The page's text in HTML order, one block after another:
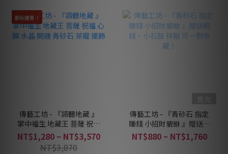
最新優惠！
傳藝工坊 - 『諦聽地藏 』
掌中福生 地藏王 菩薩 祝福
心願 水晶 開運 青砂石 茶
寵 擺飾
NT$1,280 ~ NT$3,570
NT$3,870
傳藝工坊 - 『青砂石 指定
賺錢 小招財貔貅 』贈送銅
錢、小石鼓 祥獸 可一對收
藏！
NT$880 ~ NT$1,760